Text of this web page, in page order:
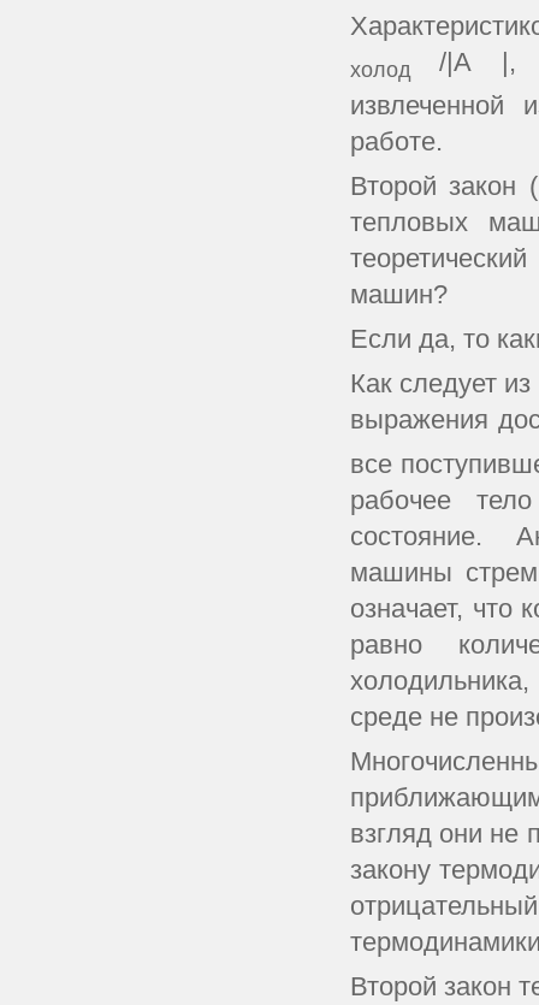
холод/|А |,
извлеченной
работе.
Второй закон
тепловых
машин?
Если да, то
Как следует
выражения
все
рабочее
состояние.
машины
означает, что
равно
среде не
взгляд они не
закону
Второй закон